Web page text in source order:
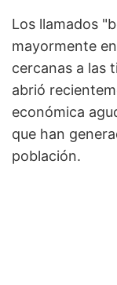
Los llamados
mayormente
cercanas a las
abrió
económica
que han
población.